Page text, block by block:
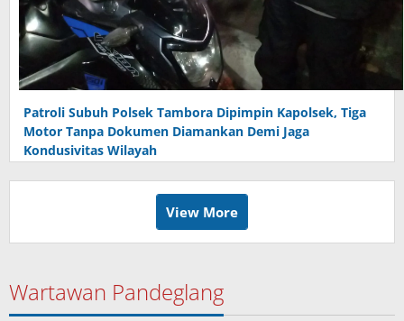
Patroli Subuh Polsek Tambora Dipimpin Kapolsek, Tiga
Motor Tanpa Dokumen Diamankan Demi Jaga
Kondusivitas Wilayah
View More
Wartawan Pandeglang